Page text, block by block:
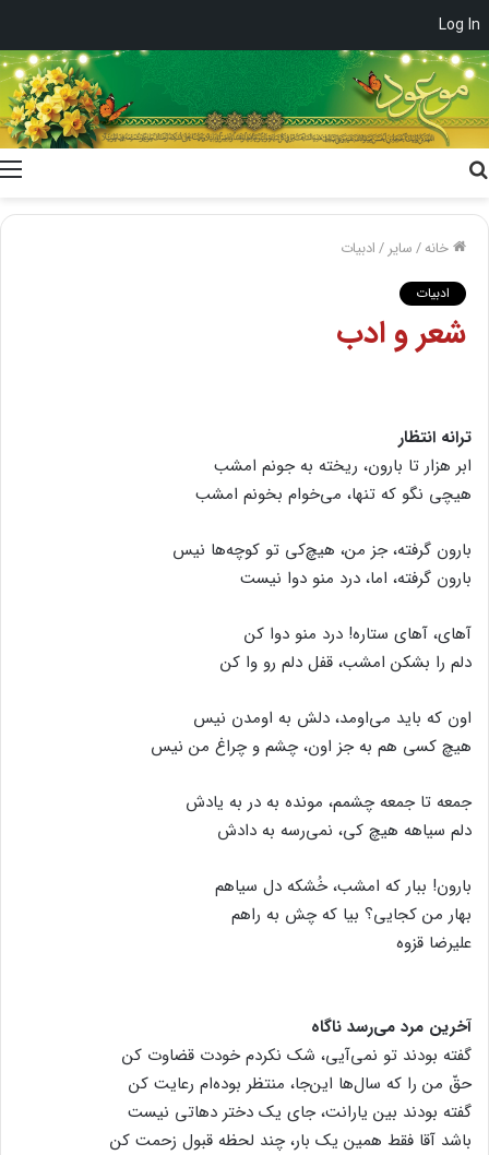
Log In
خانه/سایر /ادبیات
ادبیات
شعر و ادب
ترانه انتظار
ابر هزار تا بارون، ریخته به جونم امشب
هیچی نگو که تنها، می‌خوام بخونم امشب
بارون گرفته، جز من، هیچ‌کی تو کوچه‌ها نیس
بارون گرفته، اما، درد منو دوا نیست
آهای، آهای ستاره! درد منو دوا کن
دلم را بشکن امشب، قفل دلم رو وا کن
اون که باید می‌اومد، دلش به اومدن نیس
هیچ کسی هم به جز اون، چشم و چراغ من نیس
جمعه تا جمعه چشمم، مونده به در به یادش
دلم سیاهه هیچ کی، نمی‌رسه به دادش
بارون! ببار که امشب، خُشکه دل سیاهم
بهار من کجایی؟ بیا که چش به راهم
علیرضا قزوه
آخرین مرد می‌رسد ناگاه
گفته بودند تو نمی‌آیی، شک نکردم خودت قضاوت کن
حقّ من را که سال‌ها این‌جا، منتظر بوده‌ام رعایت کن
گفته بودند بین یارانت، جای یک دختر دهاتی نیست
باشد آقا فقط همین یک بار، چند لحظه قبول زحمت کن